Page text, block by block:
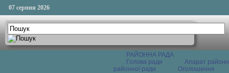
07 серпня 2026
РАЙОННА РАДА
Голова ради
Апарат
районної ради
Оголошення